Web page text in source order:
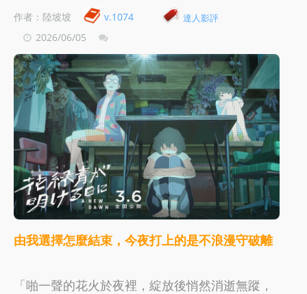
作者：陸坡坡 v.1074 達人影評
2026/06/05
由我選擇怎麼結束，今夜打上的是不浪漫守破離
「啪一聲的花火於夜裡，綻放後悄然消逝無蹤，